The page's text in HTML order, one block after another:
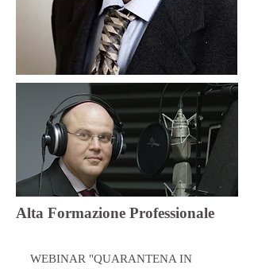
Alta Formazione Professionale
WEBINAR "QUARANTENA IN